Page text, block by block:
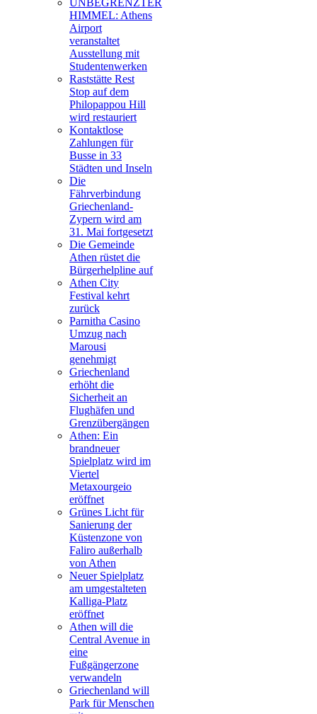
UNBEGRENZTER
HIMMEL: Athens
Airport
veranstaltet
Ausstellung mit
Studentenwerken
Raststätte Rest
Stop auf dem
Philopappou Hill
wird restauriert
Kontaktlose
Zahlungen für
Busse in 33
Städten und Inseln
Die
Fährverbindung
Griechenland-
Zypern wird am
31. Mai fortgesetzt
Die Gemeinde
Athen rüstet die
Bürgerhelpline auf
Athen City
Festival kehrt
zurück
Parnitha Casino
Umzug nach
Marousi
genehmigt
Griechenland
erhöht die
Sicherheit an
Flughäfen und
Grenzübergängen
Athen: Ein
brandneuer
Spielplatz wird im
Viertel
Metaxourgeio
eröffnet
Grünes Licht für
Sanierung der
Küstenzone von
Faliro außerhalb
von Athen
Neuer Spielplatz
am umgestalteten
Kalliga-Platz
eröffnet
Athen will die
Central Avenue in
eine
Fußgängerzone
verwandeln
Griechenland will
Park für Menschen